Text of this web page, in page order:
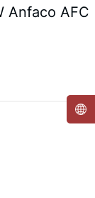
Anfaco AFC